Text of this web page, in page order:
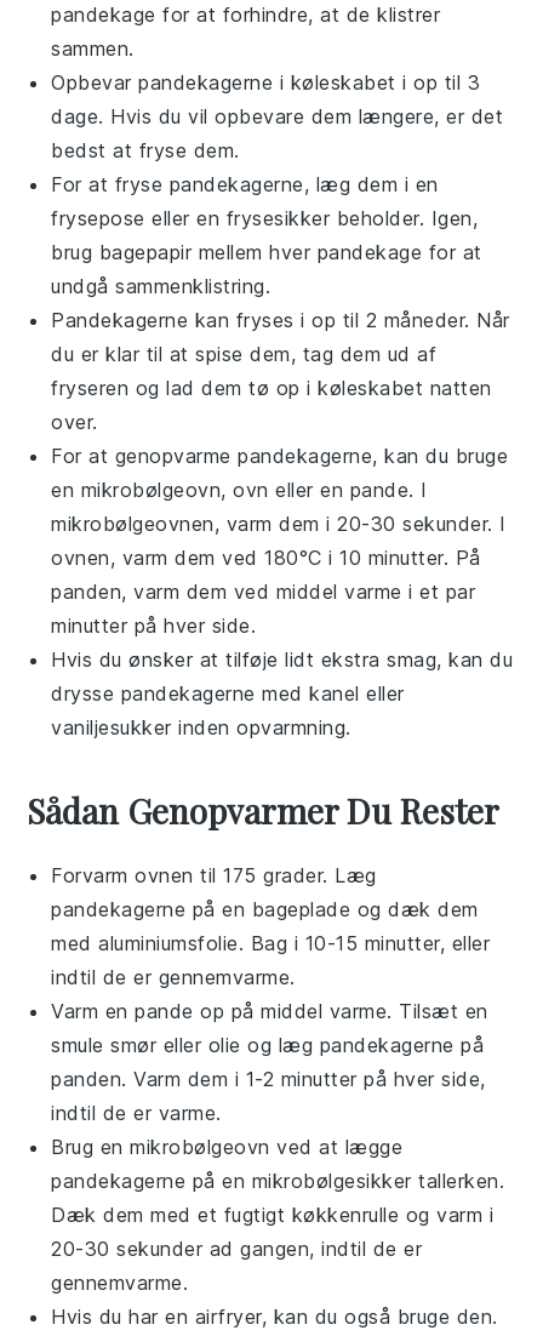
pandekage for at forhindre, at de klistrer
sammen.
Opbevarpandekagerne i køleskabet i op til 3
dage. Hvis du vil opbevare dem længere, er det
bedst at fryse dem.
For at fryse pandekagerne, læg dem i en
frysepose eller en frysesikker beholder. Igen,
brug bagepapir mellem hver pandekage for at
undgå sammenklistring.
Pandekagerne kan fryses i op til 2 måneder. Når
du er klar til at spise dem, tag dem ud af
fryseren og lad dem tø op i køleskabet natten
over.
For at genopvarmepandekagerne, kan du bruge
en mikrobølgeovn, ovn eller en pande. I
mikrobølgeovnen, varm dem i 20-30 sekunder. I
ovnen, varm dem ved 180°C i 10 minutter. På
panden, varm dem ved middel varme i et par
minutter på hver side.
Hvis du ønsker at tilføje lidt ekstra smag, kan du
drysse pandekagerne medkanel eller
vaniljesukker inden opvarmning.
Sådan Genopvarmer Du Rester
Forvarm ovnen til 175 grader. Læg
pandekagerne på en bageplade og dæk dem
med aluminiumsfolie. Bag i 10-15 minutter, eller
indtil de er gennemvarme.
Varm en pande op på middel varme. Tilsæt en
smulesmør eller olie og læg pandekagerne på
panden. Varm dem i 1-2 minutter på hver side,
indtil de er varme.
Brug en mikrobølgeovn ved at lægge
pandekagerne på en mikrobølgesikker tallerken.
Dæk dem med et fugtigt køkkenrulle og varm i
20-30 sekunder ad gangen, indtil de er
gennemvarme.
Hvis du har en airfryer, kan du også bruge den.